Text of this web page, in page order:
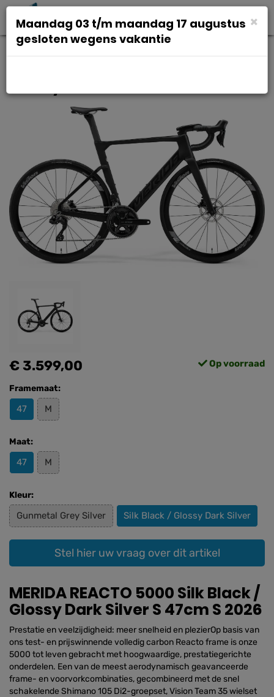
€ 3.599,00 Op voorraad
Framemaat:
47 M
Maat:
47 M
Kleur:
Gunmetal Grey Silver Silk Black / Glossy Dark Silver
Stel hier uw vraag over dit artikel
MERIDA REACTO 5000 Silk Black /
Glossy Dark Silver S 47cm S 2026
Prestatie en veelzijdigheid: meer snelheid en plezierOp basis van
ons test- en prijswinnende volledig carbon Reacto frame is onze
5000 tot leven gebracht met hoogwaardige, prestatiegerichte
onderdelen. Een van de meest aerodynamisch geavanceerde
frame- en voorvorkcombinaties, gecombineerd met de snel
schakelende Shimano 105 Di2-groepset, Vision Team 35 wielset
×
Maandag 03 t/m maandag 17 augustus
gesloten wegens vakantie